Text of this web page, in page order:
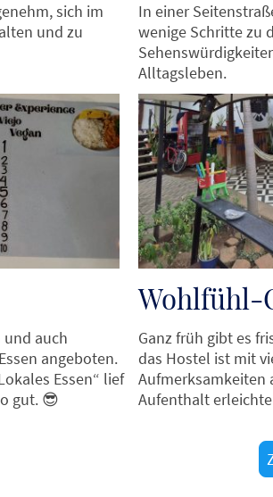
sich im
und zu
In einer
wenige Schritte zu
Alltagsleben.
auch
angeboten.
Essen“ lief
gut. 😎
Wohlfühl-
Ganz früh gibt es
das Hostel ist mit
Aufmerksamkeiten
Aufenthalt